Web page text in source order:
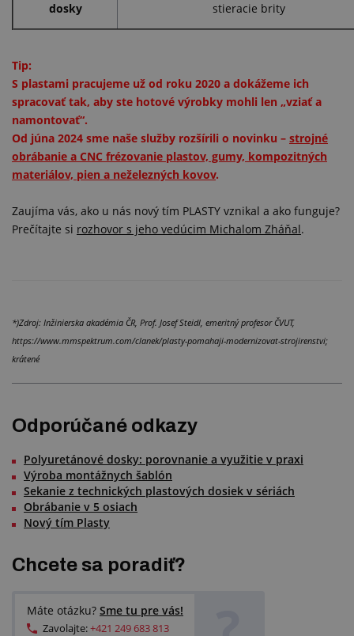
dosky
stieracie brity
Tip:
S plastami pracujeme už od roku 2020 a dokážeme ich
spracovať tak, aby ste hotové výrobky mohli len „vziať a
namontovať“.
Od júna 2024 sme naše služby rozšírili o novinku – strojné
obrábanie a CNC frézovanie plastov, gumy, kompozitných
materiálov, pien a neželezných kovov.
Zaujíma vás, ako u nás nový tím PLASTY vznikal a ako funguje?
Prečítajte si rozhovor s jeho vedúcim Michalom Zháňal.
*)Zdroj: Inžinierska akadémia ČR, Prof. Josef Steidl, emeritný profesor ČVUT,
https://www.mmspektrum.com/clanek/plasty-pomahaji-modernizovat-strojirenstvi;
krátené
Odporúčané odkazy
Polyuretánové dosky: porovnanie a využitie v praxi
Výroba montážnych šablón
Sekanie z technických plastových dosiek v sériách
Obrábanie v 5 osiach
Nový tím Plasty
Chcete sa poradiť?
Máte otázku? Sme tu pre vás!
Zavolajte:+421 249 683 813